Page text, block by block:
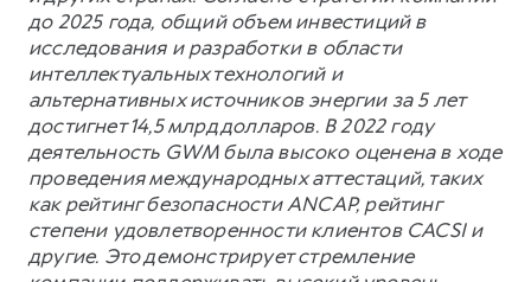
до 2025 года, общий объем инвестиций в
исследования и разработки в области
интеллектуальных технологий и
альтернативных источников энергии за 5 лет
достигнет 14,5 млрд долларов. В 2022 году
деятельность GWM была высоко оценена в ходе
проведения международных аттестаций, таких
как рейтинг безопасности ANCAP, рейтинг
степени удовлетворенности клиентов CACSI и
другие. Это демонстрирует стремление